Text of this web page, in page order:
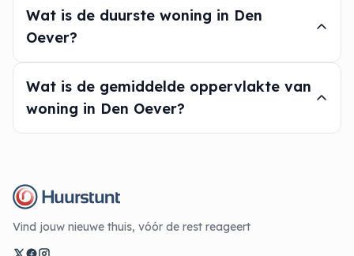
Wat is de duurste woning in Den
Oever?
Wat is de gemiddelde oppervlakte van
woning in Den Oever?
Vind jouw nieuwe thuis, vóór de rest reageert